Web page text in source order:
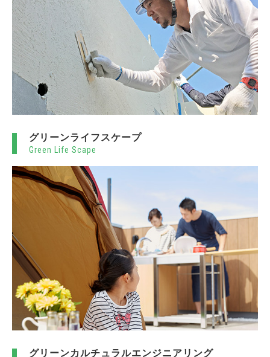
グリーンライフスケープ
Green Life Scape
グリーンカルチュラルエンジニアリング